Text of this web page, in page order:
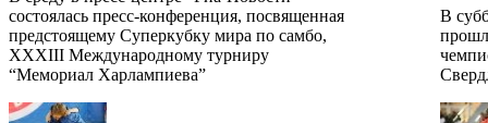
состоялась пресс-конференция, посвященная
предстоящему Суперкубку мира по самбо,
XXXIII Международному турниру
“Мемориал Харлампиева”
В